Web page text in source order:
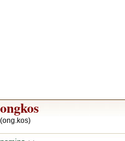
ongkos
(ong.kos)